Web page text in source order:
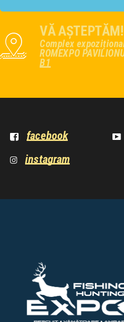
VĂ AȘTEPTĂM!
Complex
ROMEXPO
B1
facebook
instagram